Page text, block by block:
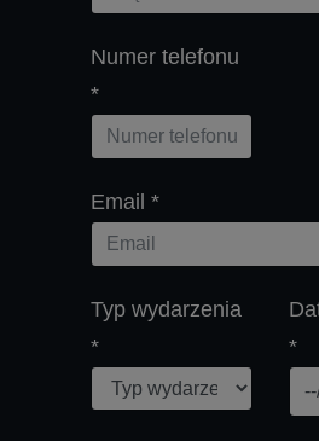
Numer telefonu
*
Email *
Typ wydarzenia
*
*